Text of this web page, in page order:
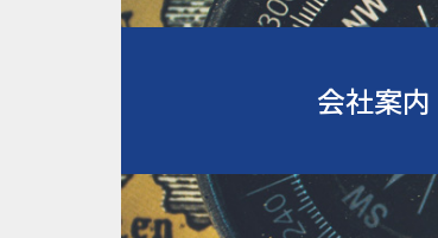
会社案内